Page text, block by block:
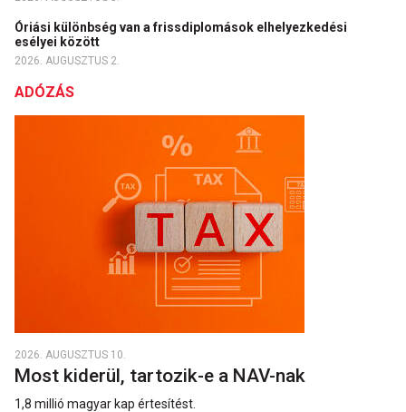
Óriási különbség van a frissdiplomások elhelyezkedési
esélyei között
2026. AUGUSZTUS 2.
ADÓZÁS
2026. AUGUSZTUS 10.
Most kiderül, tartozik-e a NAV-nak
1,8 millió magyar kap értesítést.